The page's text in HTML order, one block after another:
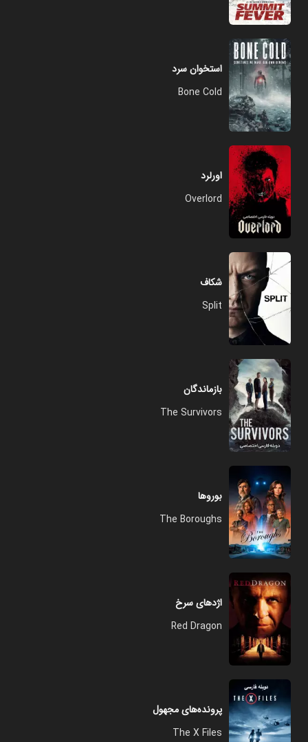
استخوان سرد
Bone Cold
اورلرد
Overlord
شکاف
Split
بازماندگان
The Survivors
بوروها
The Boroughs
اژدهای سرخ
Red Dragon
پرونده‌های مجهول
The X Files